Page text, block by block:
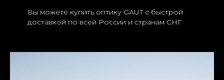
Вы можете купить оптику GAUT с быстрой
доставкой по всей России и странам СНГ